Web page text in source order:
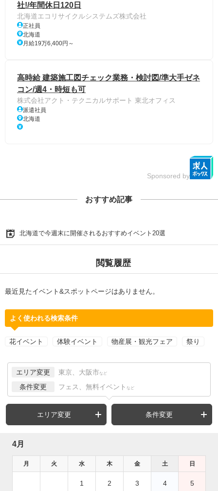
社!/年間休日120日
北海道エコリサイクルシステムズ株式会社
正社員
北海道
月給19万6,400円～
高時給 建築施工図チェック業務・検討図/準大手ゼネ
コン/週4・時短も可
株式会社アクト・テクニカルサポート 東北オフィス
派遣社員
北海道
Sponsored by
おすすめ記事
北海道で今週末に開催されるおすすめイベント20選
閲覧履歴
最近見たイベント&スポットページはありません。
よく使われる検索条件
花イベント 体験イベント 物産展・観光フェア 祭り
エリア変更 東京、大阪市 など
条件変更 フェス、無料イベント など
エリア変更 条件変更
4月
月 火 水 木 金 土 日
1 2 3 4 5